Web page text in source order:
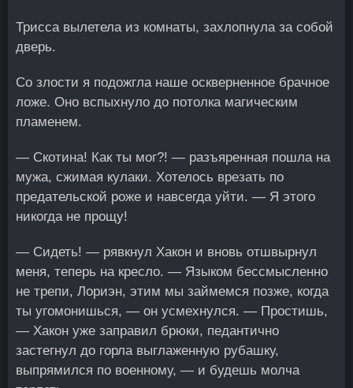
Трисса вылетела из комнаты, захлопнула за собой
дверь.
Со злости я подожгла наше оскверненное брачное
ложе. Оно вспыхнуло до потолка магическим
пламенем.
— Скотина! Как ты мог?! — разъяренная пошла на
мужа, сжимая кулаки. Хотелось врезать по
предательской роже и навсегда уйти. — Я этого
никогда не прощу!
— Сидеть! — рявкнул Хакон и вновь отшвырнул
меня, теперь на кресло. — Языком бессмысленно
не трепи, Лориэн, этим мы займемся позже, когда
ты угомонишься, — он усмехнулся. — Простишь,
— Хакон уже заправил брюки, педантично
застегнул до горла выглаженную рубашку,
выпрямился по военному, — и будешь молча